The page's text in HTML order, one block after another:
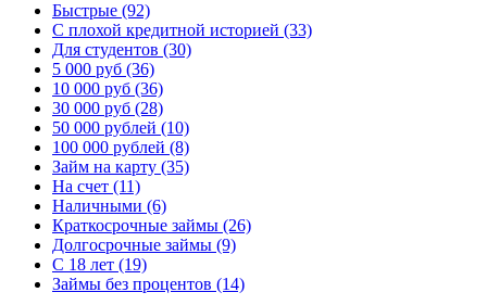
Быстрые (92)
С плохой кредитной историей (33)
Для студентов (30)
5 000 руб (36)
10 000 руб (36)
30 000 руб (28)
50 000 рублей (10)
100 000 рублей (8)
Займ на карту (35)
На счет (11)
Наличными (6)
Краткосрочные займы (26)
Долгосрочные займы (9)
С 18 лет (19)
Займы без процентов (14)